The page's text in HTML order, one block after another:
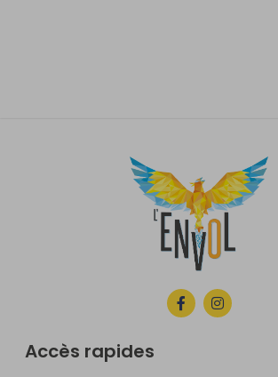
Accès rapides